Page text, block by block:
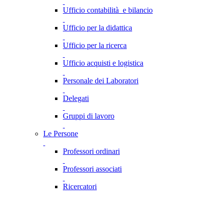
Ufficio contabilità e bilancio
Ufficio per la didattica
Ufficio per la ricerca
Ufficio acquisti e logistica
Personale dei Laboratori
Delegati
Gruppi di lavoro
Le Persone
Professori ordinari
Professori associati
Ricercatori